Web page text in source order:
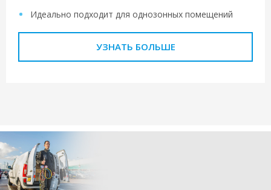
Идеально подходит для однозонных помещений
УЗНАТЬ БОЛЬШЕ